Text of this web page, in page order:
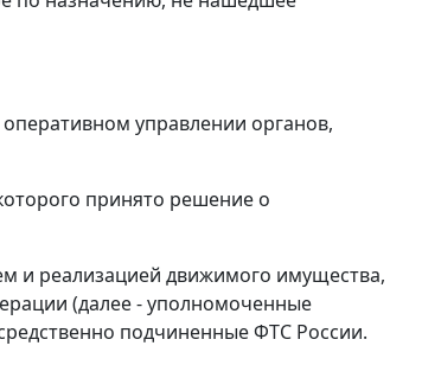
управлении органов,
принято решение о
и реализацией движимого имущества,
(далее - уполномоченные
подчиненные ФТС России.